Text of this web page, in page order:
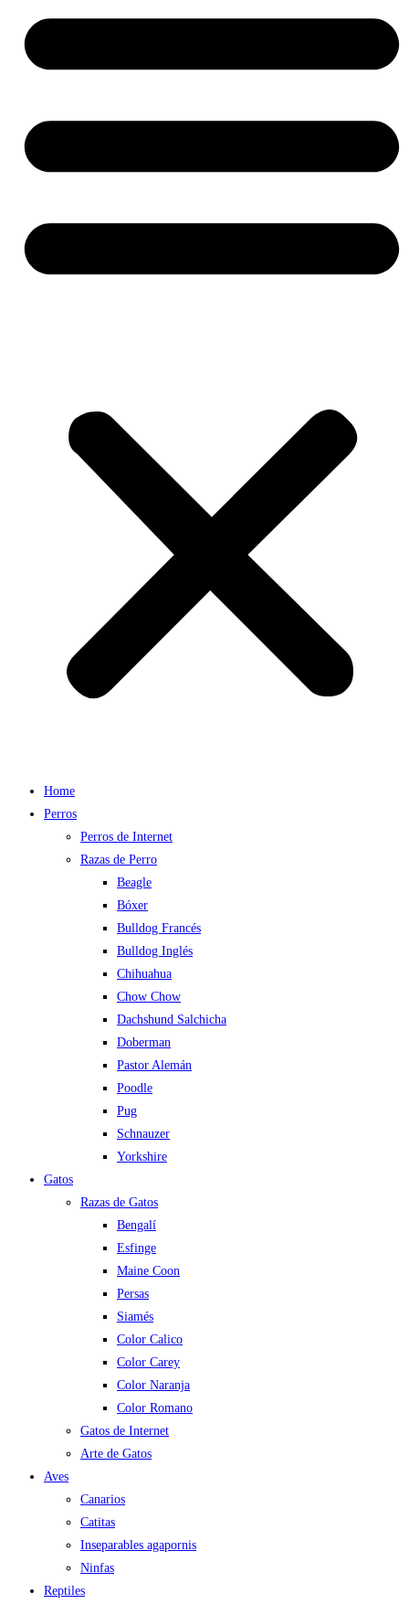
Home
Perros
Perros de Internet
Razas de Perro
Beagle
Bóxer
Bulldog Francés
Bulldog Inglés
Chihuahua
Chow Chow
Dachshund Salchicha
Doberman
Pastor Alemán
Poodle
Pug
Schnauzer
Yorkshire
Gatos
Razas de Gatos
Bengalí
Esfinge
Maine Coon
Persas
Siamés
Color Calico
Color Carey
Color Naranja
Color Romano
Gatos de Internet
Arte de Gatos
Aves
Canarios
Catitas
Inseparables agapornis
Ninfas
Reptiles